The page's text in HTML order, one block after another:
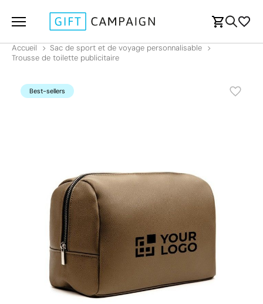
Accueil
Sac de sport et de voyage personnalisable
Trousse de toilette publicitaire
Best-sellers